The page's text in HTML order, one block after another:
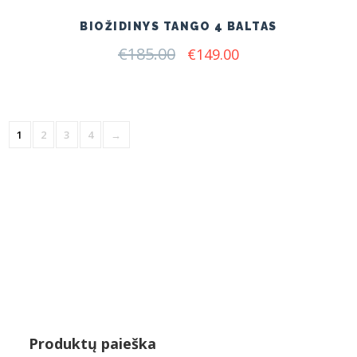
BIOŽIDINYS TANGO 4 BALTAS
€185.00 Original
€149.00Current
1 2 3 4 →
Produktų paieška